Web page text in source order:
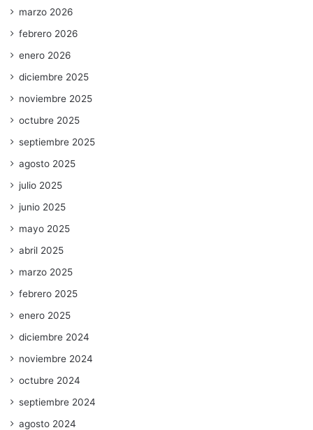
marzo 2026
febrero 2026
enero 2026
diciembre 2025
noviembre 2025
octubre 2025
septiembre 2025
agosto 2025
julio 2025
junio 2025
mayo 2025
abril 2025
marzo 2025
febrero 2025
enero 2025
diciembre 2024
noviembre 2024
octubre 2024
septiembre 2024
agosto 2024